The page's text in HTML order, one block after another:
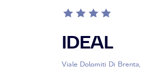
IDEAL
Viale Dolomiti Di